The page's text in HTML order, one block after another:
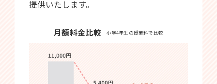
提供いたします。
月額料金比較 小学4年生の授業料で比較